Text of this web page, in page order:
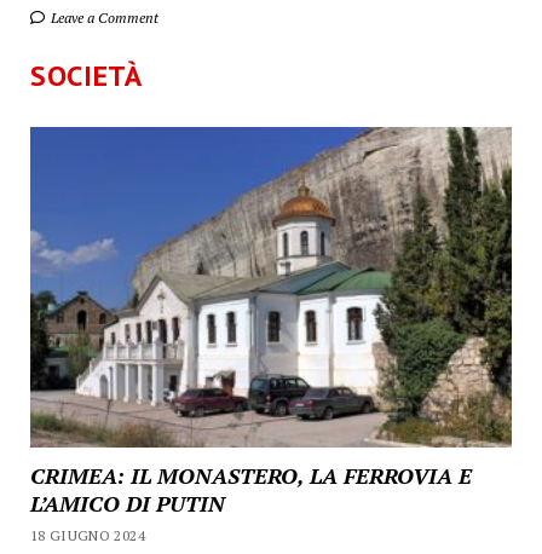
Leave a Comment
SOCIETÀ
CRIMEA: IL MONASTERO, LA FERROVIA E
L’AMICO DI PUTIN
18 GIUGNO 2024